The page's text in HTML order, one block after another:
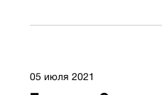
05 июля 2021